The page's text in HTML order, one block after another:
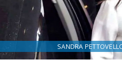
SANDRA